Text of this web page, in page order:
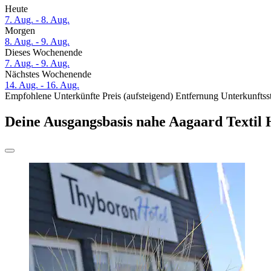
Heute
7. Aug. - 8. Aug.
Morgen
8. Aug. - 9. Aug.
Dieses Wochenende
7. Aug. - 9. Aug.
Nächstes Wochenende
14. Aug. - 16. Aug.
Empfohlene Unterkünfte Preis (aufsteigend) Entfernung
Deine Ausgangsbasis nahe Aagaard Textil